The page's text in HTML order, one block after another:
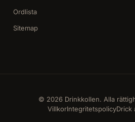
Ordlista
Sitemap
VillkorIntegritetspolicyDrick
© 2026 Drinkkollen. Alla